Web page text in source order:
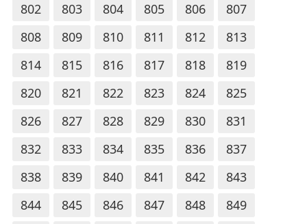
802
803 804 805 806
807
808
809 810 811 812
813
814
815 816 817 818
819
820
821 822 823 824
825
826
827 828 829 830
831
832
833 834 835 836
837
838
839 840 841 842
843
844
845 846 847 848
849